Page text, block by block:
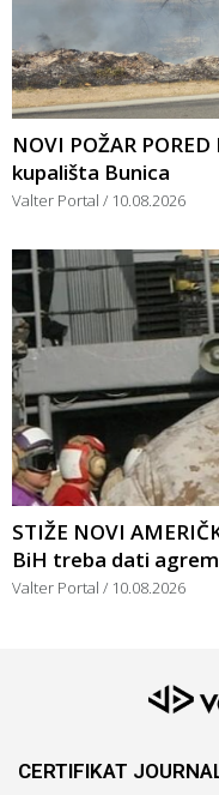
NOVI POŽAR
kupališta Bunica
Valter Portal 10.08.2026
STIŽE NOVI
BiH treba dati
Valter Portal 10.08.2026
CERTIFIKAT